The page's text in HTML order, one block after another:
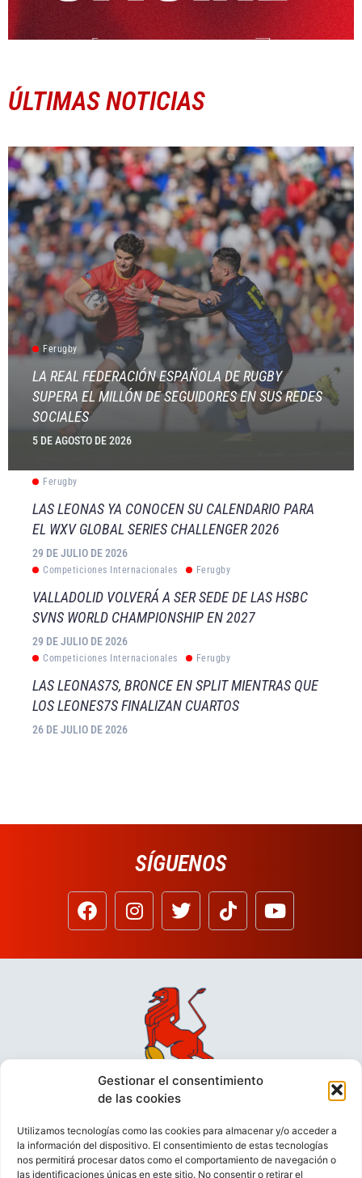
Gestionar el consentimiento
de las cookies
Utilizamos tecnologías como las cookies para almacenar y/o acceder a
la información del dispositivo. El consentimiento de estas tecnologías
nos permitirá procesar datos como el comportamiento de navegación o
las identificaciones únicas en este sitio. No consentir o retirar el
ÚLTIMAS NOTICIAS
Ferugby
LA REAL FEDERACIÓN ESPAÑOLA DE RUGBY
SUPERA EL MILLÓN DE SEGUIDORES EN SUS REDES
SOCIALES
5 DE AGOSTO DE 2026
Ferugby
LAS LEONAS YA CONOCEN SU CALENDARIO PARA
EL WXV GLOBAL SERIES CHALLENGER 2026
29 DE JULIO DE 2026
Competiciones Internacionales Ferugby
VALLADOLID VOLVERÁ A SER SEDE DE LAS HSBC
SVNS WORLD CHAMPIONSHIP EN 2027
29 DE JULIO DE 2026
Competiciones Internacionales Ferugby
LAS LEONAS7S, BRONCE EN SPLIT MIENTRAS QUE
LOS LEONES7S FINALIZAN CUARTOS
26 DE JULIO DE 2026
SÍGUENOS